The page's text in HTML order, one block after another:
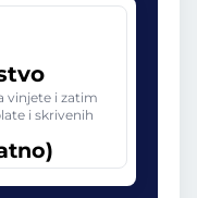
vinjete i zatim
i skrivenih